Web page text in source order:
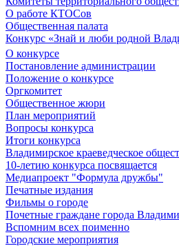
О работе КТОСов
Общественная палата
Конкурс «Знай и люби родной
О конкурсе
Постановление администрации
Положение о конкурсе
Оргкомитет
Общественное жюри
План мероприятий
Вопросы конкурса
Итоги конкурса
Владимирское краеведческое
10-летию конкурса посвящается
Медиапроект "Формула дружбы"
Печатные издания
Фильмы о городе
Почетные граждане города
Вспомним всех поименно
Городские мероприятия